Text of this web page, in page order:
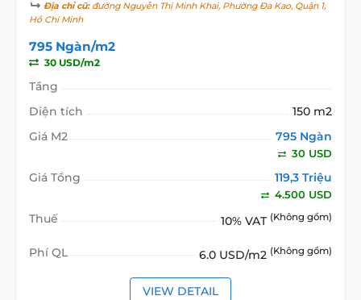
Địa chỉ cũ:đường Nguyễn Thị Minh Khai, Phường Đa Kao, Quận 1,
Hồ Chí Minh
795 Ngàn/m2
30 USD/m2
Tầng
Diện tích
150 m2
Giá M2
795 Ngàn
30 USD
Giá Tổng 119,3 Triệu
4.500 USD
Thuế 10% VAT (Không gồm)
Phí QL 6.0 USD/m2 (Không gồm)
VIEW DETAIL